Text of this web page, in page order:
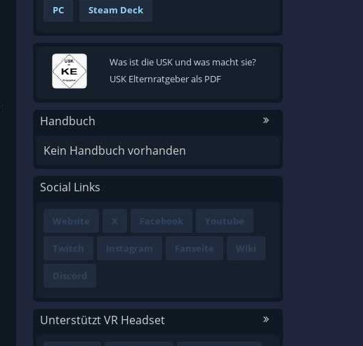
PC Steam Deck
Was ist die USK und was macht sie?
USK Elternratgeber als PDF
Handbuch
Kein Handbuch vorhanden
Social Links
Website X Facebook Youtube
Twitch Instagram Fanseite Wiki
Discord
Unterstützt VR Headset